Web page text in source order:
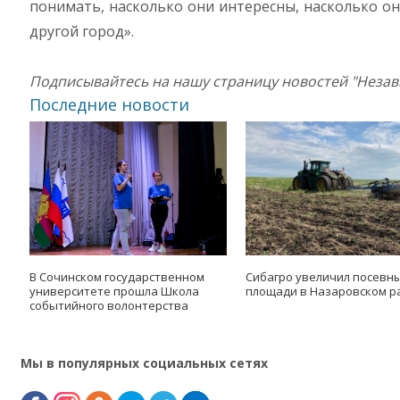
понимать, насколько они интересны, насколько
другой город».
Подписывайтесь на нашу страницу новостей
Последние новости
В Сочинском государственном
университете прошла Школа
событийного волонтерства
Сибагро увеличил
площади в Назаровском
Мы в популярных социальных сетях